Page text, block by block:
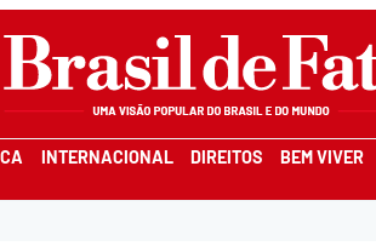
INTERNACIONAL DIREITOS BEM VIVER